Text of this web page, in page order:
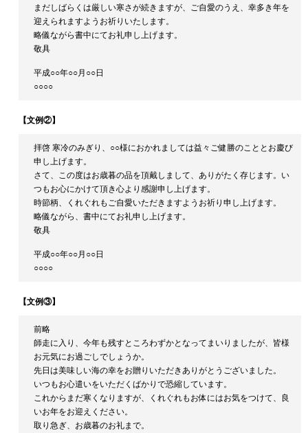
まだしばらくは厳しい寒さが続きますが、ご自愛のうえ、幸多き年を
迎えられますようお祈りいたします。
略儀ながら書中にてお礼申し上げます。
敬具
平成○○年○○月○○日
○○○○
【文例②】
拝啓 寒冷のみぎり、○○様におかれましては益々ご健勝のこととお慶び
申し上げます。
さて、この度はお歳暮の品を頂戴しまして、ありがたく存じます。い
つもお心にかけて頂き心より感謝申し上げます。
時節柄、くれぐれもご自愛いただきますようお祈り申し上げます。
略儀ながら、書中にてお礼申し上げます。
敬具
平成○○年○○月○○日
○○○○
【文例③】
前略
師走に入り、今年も残すところわずかとなってまいりましたが、皆様
お元気にお過ごしでしょうか。
先日は美味しい海の幸をお贈りいただきありがとうございました。
いつもお心遣いをいただくばかりで恐縮しています。
これからまだ寒くなりますが、くれぐれもお体にはお気をつけて、良
いお年をお迎えください。
取り急ぎ、お歳暮のお礼まで。